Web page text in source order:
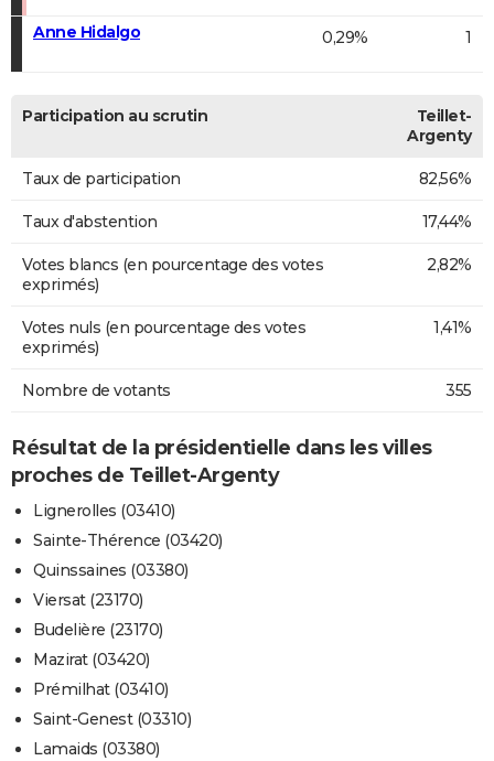
Anne Hidalgo 0,29% 1
Participation au scrutin
Teillet-
Argenty
Taux de participation 82,56%
Taux d'abstention 17,44%
Votes blancs (en pourcentage des votes
exprimés)
2,82%
Votes nuls (en pourcentage des votes
exprimés)
1,41%
Nombre de votants 355
Résultat de la présidentielle dans les villes
proches de Teillet-Argenty
Lignerolles (03410)
Sainte-Thérence (03420)
Quinssaines (03380)
Viersat (23170)
Budelière (23170)
Mazirat (03420)
Prémilhat (03410)
Saint-Genest (03310)
Lamaids (03380)